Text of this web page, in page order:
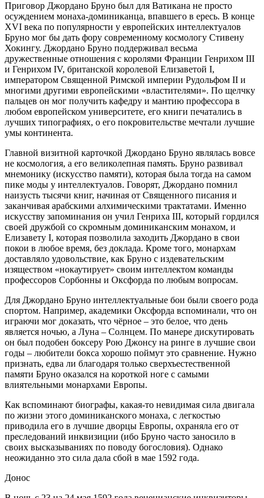
Приговор Джордано Бруно был для Ватикана не просто
осуждением монаха-доминиканца, впавшего в ересь. В конце
XVI века по популярности у европейских интеллектуалов
Бруно мог бы дать фору современному космологу Стивену
Хокингу. Джордано Бруно поддерживал весьма
дружественные отношения с королями Франции Генрихом III
и Генрихом IV, британской королевой Елизаветой I,
императором Священной Римской империи Рудольфом II и
многими другими европейскими «властителями». По щелчку
пальцев он мог получить кафедру и мантию профессора в
любом европейском университете, его книги печатались в
лучших типографиях, о его покровительстве мечтали лучшие
умы континента.
Главной визитной карточкой Джордано Бруно являлась вовсе
не космология, а его великолепная память. Бруно развивал
мнемонику (искусство памяти), которая была тогда на самом
пике моды у интеллектуалов. Говорят, Джордано помнил
наизусть тысячи книг, начиная от Священного писания и
заканчивая арабскими алхимическими трактатами. Именно
искусству запоминания он учил Генриха III, который гордился
своей дружбой со скромным доминиканским монахом, и
Елизавету I, которая позволила заходить Джордано в свои
покои в любое время, без доклада. Кроме того, монархам
доставляло удовольствие, как Бруно с издевательским
изяществом «нокаутирует» своим интеллектом команды
профессоров Сорбонны и Оксфорда по любым вопросам.
Для Джордано Бруно интеллектуальные бои были своего рода
спортом. Например, академики Оксфорда вспоминали, что он
играючи мог доказать, что чёрное – это белое, что день
является ночью, а Луна – Солнцем. По манере дискутировать
он был подобен боксеру Рою Джонсу на ринге в лучшие свои
годы – любители бокса хорошо поймут это сравнение. Нужно
признать, едва ли благодаря только сверхъестественной
памяти Бруно оказался на короткой ноге с самыми
влиятельными монархами Европы.
Как вспоминают биографы, какая-то невидимая сила двигала
по жизни этого доминиканского монаха, c легкостью
приводила его в лучшие дворцы Европы, охраняла его от
преследований инквизиции (ибо Бруно часто заносило в
своих высказываниях по поводу богословия). Однако
неожиданно это сила дала сбой в мае 1592 года.
Донос